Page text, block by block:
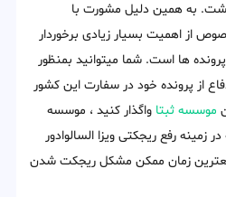
به همین دلیل مشورت با
از اهمیت بسیار زیادی برخوردار
ها است. شما میتوانید بمنظور
از پرونده خود در سفارت این کشور
موسسه ثبتا واگذار کنید ، موسسه
سال سابقه در زمینه رفع ریجکتی ویزا السالوادور
زمان ممکن مشکل ریجکت شدن